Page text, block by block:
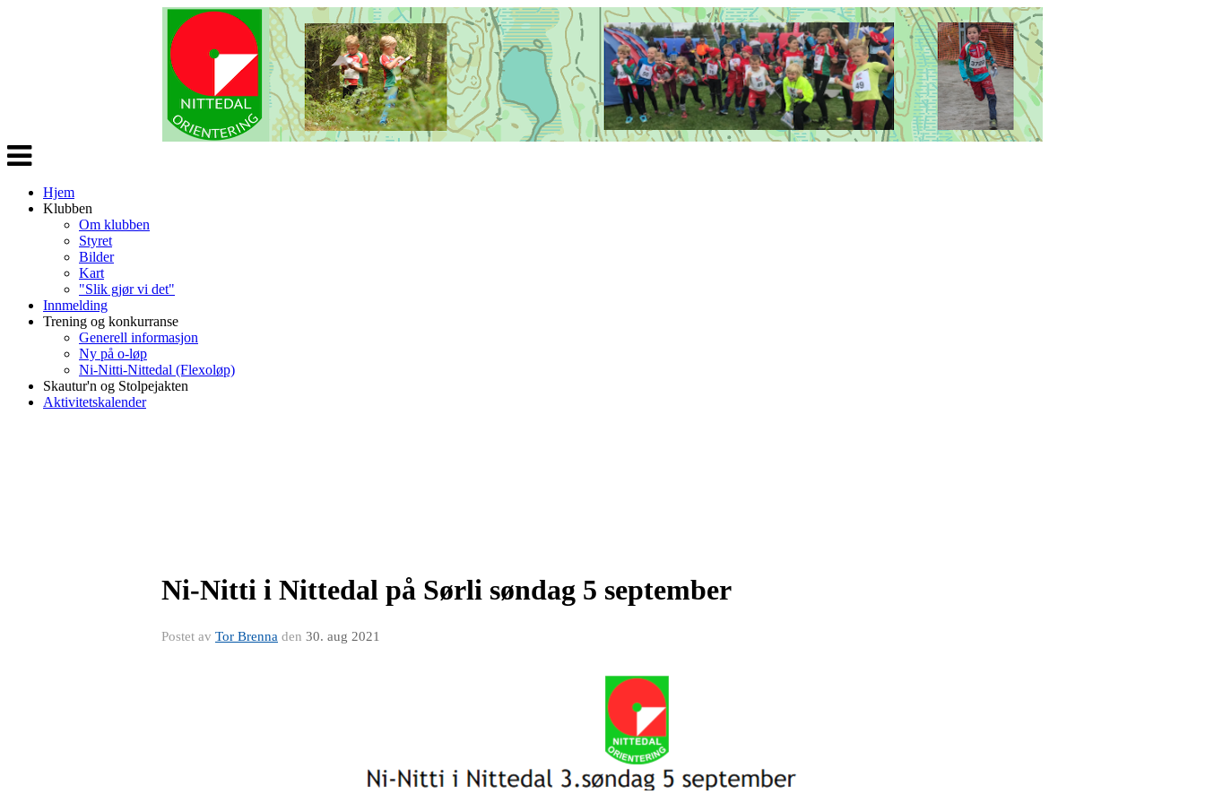
Veksle
navigasjon
Hjem
Klubben
Om klubben
Styret
Bilder
Kart
"Slik gjør vi det"
Innmelding
Trening og konkurranse
Generell informasjon
Ny på o-løp
Ni-Nitti-Nittedal (Flexoløp)
Skautur'n og Stolpejakten
Aktivitetskalender
Ni-Nitti i Nittedal på Sørli søndag 5 september
Postet av Tor Brenna den 30. aug 2021